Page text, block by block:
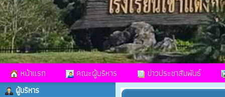
หน้าแรก คณะผู้บริหาร ข่าวประชาสัมพันธ์
ผู้บริหาร